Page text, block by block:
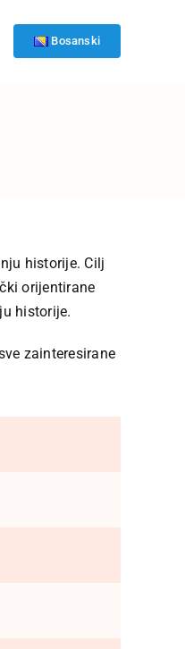
Bosanski
historije. Cilj
orijentirane
historije.
zainteresirane